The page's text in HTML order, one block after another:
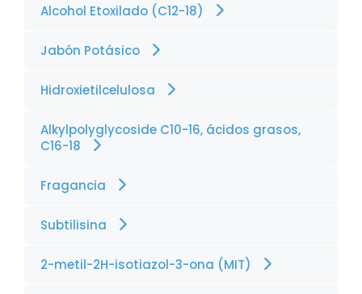
Alcohol Etoxilado (C12-18)
Jabón Potásico
Hidroxietilcelulosa
Alkylpolyglycoside C10-16, ácidos grasos,
C16-18
Fragancia
Subtilisina
2-metil-2H-isotiazol-3-ona (MIT)